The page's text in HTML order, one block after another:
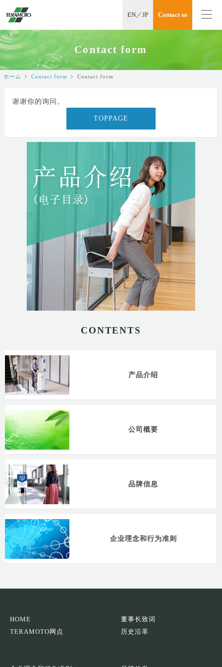
Contact us
EN／JP
Contact form
ホーム Contact form Contact form
谢谢你的询问。
TOPPAGE
CONTENTS
产品介绍
公司概要
品牌信息
企业理念和行为准则
HOME
TERAMOTO网点
董事长致词
历史沿革